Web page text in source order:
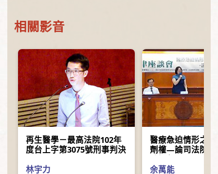
相關影音
再生醫學－最高法院102年
度台上字第3075號刑事判決
林宇力
醫療急迫情形之
劑權—論司法院釋
余萬能